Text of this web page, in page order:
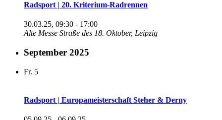
Radsport | 20. Kriterium-Radrennen
30.03.25, 09:30 - 17:00
Alte Messe Straße des 18. Oktober, Leipzig
September 2025
Fr. 5
Radsport | Europameisterschaft Steher & Derny